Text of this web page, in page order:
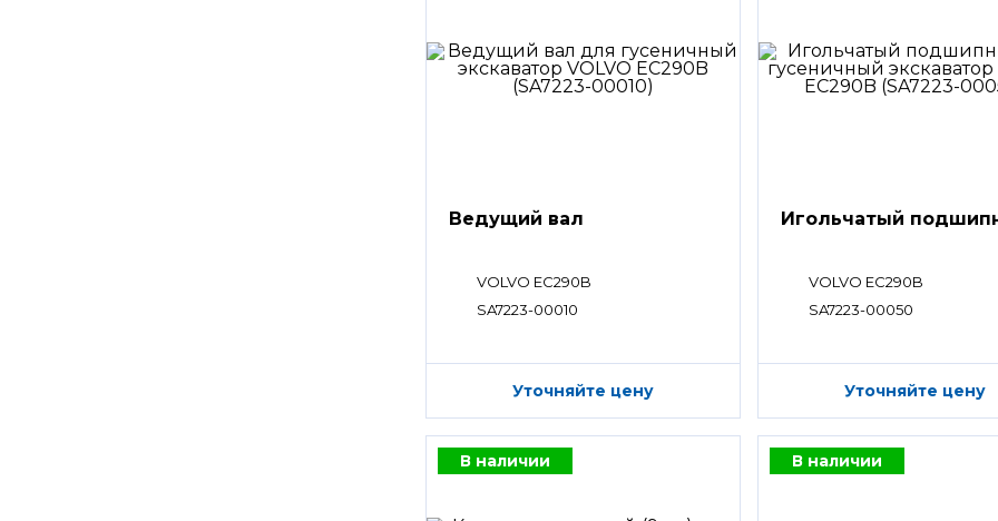
Ведущий вал
VOLVO EC290B
SA7223-00010
Уточняйте цену
Игольчатый
VOLVO EC290B
SA7223-00050
Уточняйте цену
В наличии В наличии